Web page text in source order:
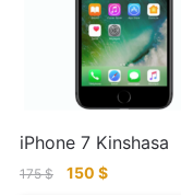
iPhone 7 Kinshasa
175$ 150 $